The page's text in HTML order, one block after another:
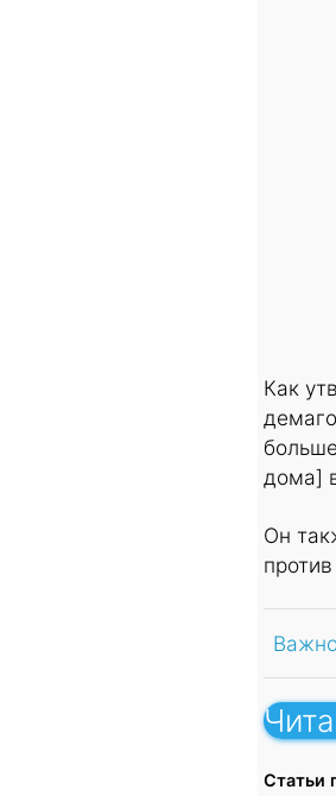
Как
дома]
Он
Статьи